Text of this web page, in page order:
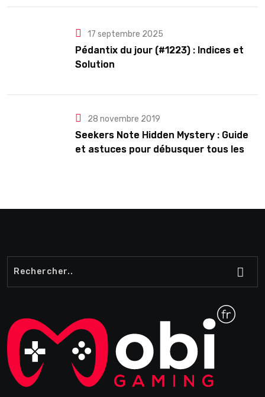
17 septembre 2025
Pédantix du jour (#1223) : Indices et
Solution
28 novembre 2019
Seekers Note Hidden Mystery : Guide
et astuces pour débusquer tous les